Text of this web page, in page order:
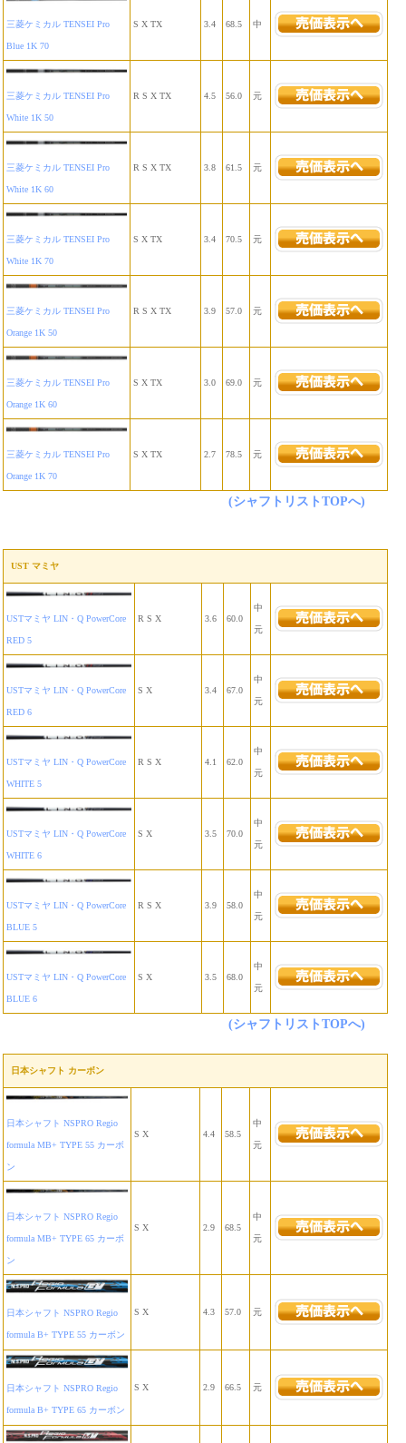
三菱ケミカル TENSEI Pro
Blue 1K 70
S X TX 3.4 68.5 中
三菱ケミカル TENSEI Pro
White 1K 50
R S X TX 4.5 56.0 元
三菱ケミカル TENSEI Pro
White 1K 60
R S X TX 3.8 61.5 元
三菱ケミカル TENSEI Pro
White 1K 70
S X TX 3.4 70.5 元
三菱ケミカル TENSEI Pro
Orange 1K 50
R S X TX 3.9 57.0 元
三菱ケミカル TENSEI Pro
Orange 1K 60
S X TX 3.0 69.0 元
三菱ケミカル TENSEI Pro
Orange 1K 70
S X TX 2.7 78.5 元
(シャフトリストTOPへ)
UST マミヤ
USTマミヤ LIN・Q PowerCore
RED 5
R S X 3.6 60.0
中
元
USTマミヤ LIN・Q PowerCore
RED 6
S X 3.4 67.0
中
元
USTマミヤ LIN・Q PowerCore
WHITE 5
R S X 4.1 62.0
中
元
USTマミヤ LIN・Q PowerCore
WHITE 6
S X 3.5 70.0
中
元
USTマミヤ LIN・Q PowerCore
BLUE 5
R S X 3.9 58.0
中
元
USTマミヤ LIN・Q PowerCore
BLUE 6
S X 3.5 68.0
中
元
(シャフトリストTOPへ)
日本シャフト カーボン
日本シャフト NSPRO Regio
formula MB+ TYPE 55 カーボ
ン
S X 4.4 58.5
中
元
日本シャフト NSPRO Regio
formula MB+ TYPE 65 カーボ
ン
S X 2.9 68.5
中
元
日本シャフト NSPRO Regio
formula B+ TYPE 55 カーボン
S X 4.3 57.0 元
日本シャフト NSPRO Regio
formula B+ TYPE 65 カーボン
S X 2.9 66.5 元